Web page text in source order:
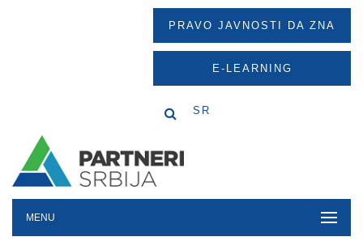
PRAVO JAVNOSTI DA ZNA
E-LEARNING
SR
MENU